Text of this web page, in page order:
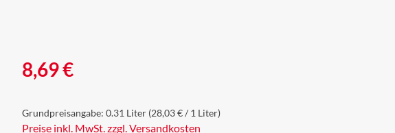
Regulärer Preis:
8,69 €
Grundpreisangabe: 0.31 Liter (28,03 € / 1 Liter)
Preise inkl. MwSt. zzgl. Versandkosten